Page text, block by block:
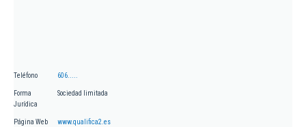
Teléfono 606.....
Forma
Jurídica
Sociedad limitada
Página Web www.qualifica2.es